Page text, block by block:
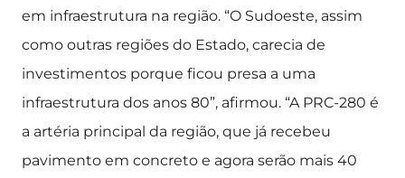
em infraestrutura na região. “O Sudoeste, assim
como outras regiões do Estado, carecia de
investimentos porque ficou presa a uma
infraestrutura dos anos 80”, afirmou. “A PRC-280 é
a artéria principal da região, que já recebeu
pavimento em concreto e agora serão mais 40